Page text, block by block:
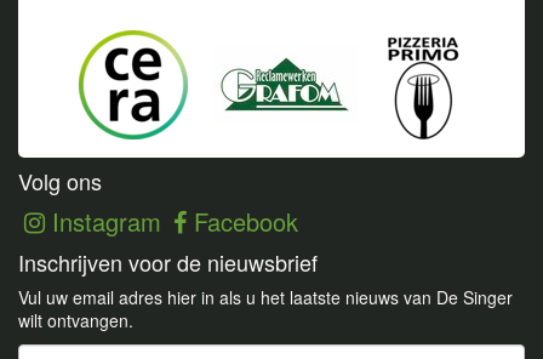
Volg ons
Instagram Facebook
Inschrijven voor de nieuwsbrief
Vul uw email adres hier in als u het laatste nieuws van De Singer
wilt ontvangen.